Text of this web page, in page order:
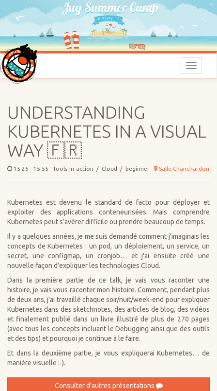
Menu
UNDERSTANDING
KUBERNETES IN A VISUAL
WAY 🇫🇷
15:25 - 15:55 Tools-in-action / Cloud / beginner Salle Chanchardon
Kubernetes est devenu le standard de facto pour déployer et
exploiter des applications conteneurisées. Mais comprendre
Kubernetes peut s’avérer difficile ou prendre beaucoup de temps.
Il y a quelques années, je me suis demandé comment j'imaginais les
concepts de Kubernetes : un pod, un déploiement, un service, un
secret, une configmap, un cronjob… et j'ai ensuite créé une
nouvelle façon d'expliquer les technologies Cloud.
Dans la première partie de ce talk, je vais vous raconter une
histoire, je vais vous raconter mon histoire. Comment, pendant plus
de deux ans, j'ai travaillé chaque soir/nuit/week-end pour expliquer
Kubernetes dans des sketchnotes, des articles de blog, des vidéos
et finalement publié dans un livre illustré de plus de 270 pages
(avec tous les concepts incluant le Debugging ainsi que des outils
et des tips) et pourquoi je continue à le faire.
Et dans la deuxième partie, je vous expliquerai Kubernetes… de
manière visuelle :-).
Consulter d'autres présentations